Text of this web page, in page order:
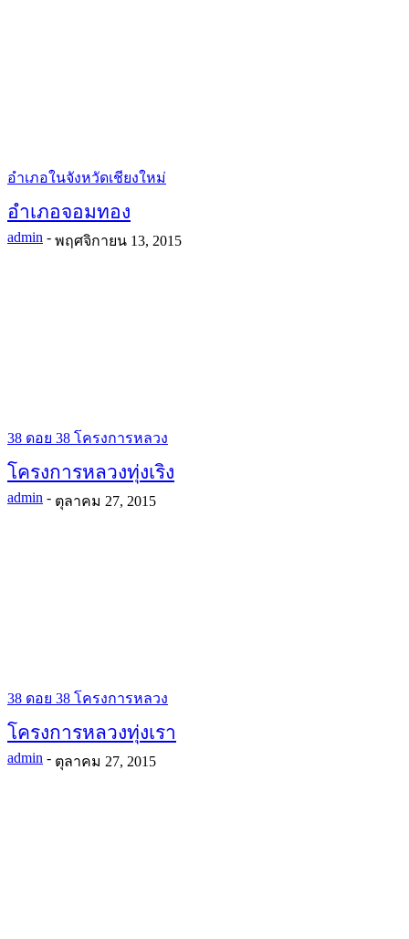
อำเภอในจังหวัดเชียงใหม่
อำเภอจอมทอง
admin - พฤศจิกายน 13, 2015
38 ดอย 38 โครงการหลวง
โครงการหลวงทุ่งเริง
admin - ตุลาคม 27, 2015
38 ดอย 38 โครงการหลวง
โครงการหลวงทุ่งเรา
admin - ตุลาคม 27, 2015